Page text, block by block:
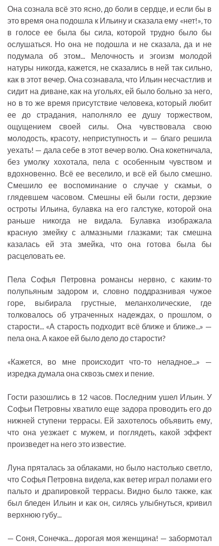
Она сознала всё это ясно, до боли в сердце, и если бы в
это время она подошла к Ильину и сказала ему «нет!», то
в голосе ее была бы сила, которой трудно было бы
ослушаться. Но она не подошла и не сказала, да и не
подумала об этом... Мелочность и эгоизм молодой
натуры никогда, кажется, не сказались в ней так сильно,
как в этот вечер. Она сознавала, что Ильин несчастлив и
сидит на диване, как на угольях, ей было больно за него,
но в то же время присутствие человека, который любит
ее до страдания, наполняло ее душу торжеством,
ощущением своей силы. Она чувствовала свою
молодость, красоту, неприступность и — благо решила
уехать! — дала себе в этот вечер волю. Она кокетничала,
без умолку хохотала, пела с особенным чувством и
вдохновенно. Всё ее веселило, и всё ей было смешно.
Смешило ее воспоминание о случае у скамьи, о
глядевшем часовом. Смешны ей были гости, дерзкие
остроты Ильина, булавка на его галстуке, которой она
раньше никогда не видала. Булавка изображала
красную змейку с алмазными глазками; так смешна
казалась ей эта змейка, что она готова была бы
расцеловать ее.
Пела Софья Петровна романсы нервно, с каким-то
полупьяным задором и, словно поддразнивая чужое
горе, выбирала грустные, меланхолические, где
толковалось об утраченных надеждах, о прошлом, о
старости... «А старость подходит всё ближе и ближе...» —
пела она. А какое ей было дело до старости?
«Кажется, во мне происходит что-то неладное...» —
изредка думала она сквозь смех и пение.
Гости разошлись в 12 часов. Последним ушел Ильин. У
Софьи Петровны хватило еще задора проводить его до
нижней ступени террасы. Ей захотелось объявить ему,
что она уезжает с мужем, и поглядеть, какой эффект
произведет на него это известие.
Луна пряталась за облаками, но было настолько светло,
что Софья Петровна видела, как ветер играл полами его
пальто и драпировкой террасы. Видно было также, как
был бледен Ильин и как он, силясь улыбнуться, кривил
верхнюю губу...
— Соня, Сонечка... дорогая моя женщина! — забормотал